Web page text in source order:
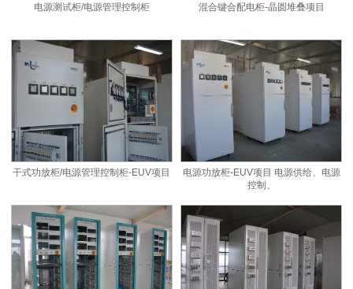
电源测试柜/电源管理控制柜 混合键合配电柜-晶圆堆叠项目
干式功放柜/电源管理控制柜-EUV项目
电源功放柜-EUV项目 电源供给、电源
控制、